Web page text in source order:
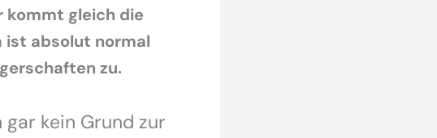
kommt gleich die
ist absolut normal
zu.
gar kein Grund zur